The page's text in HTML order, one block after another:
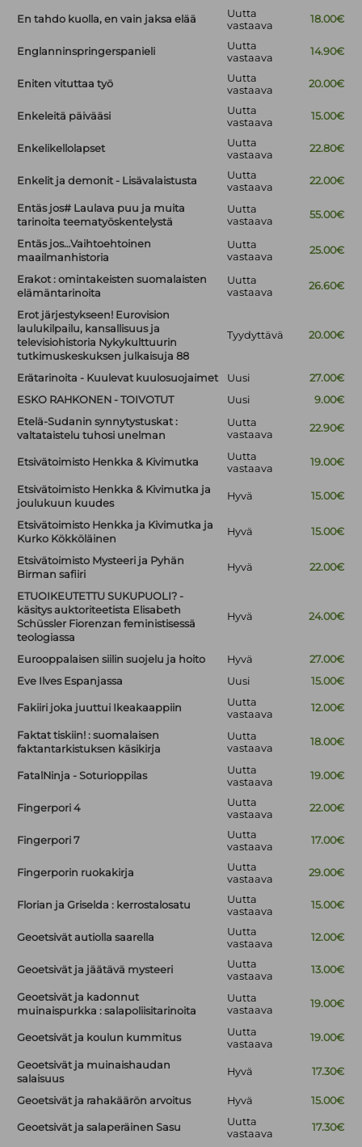
En tahdo kuolla, en vain jaksa elää
Uutta
vastaava
18.00€
Englanninspringerspanieli
Uutta
vastaava
14.90€
Eniten vituttaa työ
Uutta
vastaava
20.00€
Enkeleitä päivääsi
Uutta
vastaava
15.00€
Enkelikellolapset
Uutta
vastaava
22.80€
Enkelit ja demonit - Lisävalaistusta
Uutta
vastaava
22.00€
Entäs jos# Laulava puu ja muita
tarinoita teematyöskentelystä
Uutta
vastaava
55.00€
Entäs jos…Vaihtoehtoinen
maailmanhistoria
Uutta
vastaava
25.00€
Erakot : omintakeisten suomalaisten
elämäntarinoita
Uutta
vastaava
26.60€
Erot järjestykseen! Eurovision
laulukilpailu, kansallisuus ja
televisiohistoria Nykykulttuurin
tutkimuskeskuksen julkaisuja 88
Tyydyttävä 20.00€
Erätarinoita - Kuulevat kuulosuojaimet Uusi
27.00€
ESKO RAHKONEN - TOIVOTUT
Uusi
9.00€
Etelä-Sudanin synnytystuskat :
valtataistelu tuhosi unelman
Uutta
vastaava
22.90€
Etsivätoimisto Henkka & Kivimutka
Uutta
vastaava
19.00€
Etsivätoimisto Henkka & Kivimutka ja
joulukuun kuudes
Hyvä 15.00€
Etsivätoimisto Henkka ja Kivimutka ja
Kurko Kökköläinen
Hyvä 15.00€
Etsivätoimisto Mysteeri ja Pyhän
Birman safiiri
Hyvä 22.00€
ETUOIKEUTETTU SUKUPUOLI? -
käsitys auktoriteetista Elisabeth
Schüssler Fiorenzan feministisessä
teologiassa
Hyvä 24.00€
Eurooppalaisen siilin suojelu ja hoito Hyvä
27.00€
Eve Ilves Espanjassa
Uusi 15.00€
Fakiiri joka juuttui Ikeakaappiin
Uutta
vastaava
12.00€
Faktat tiskiin! : suomalaisen
faktantarkistuksen käsikirja
Uutta
vastaava
18.00€
FatalNinja - Soturioppilas
Uutta
vastaava
19.00€
Fingerpori 4
Uutta
vastaava
22.00€
Fingerpori 7
Uutta
vastaava
17.00€
Fingerporin ruokakirja
Uutta
vastaava
29.00€
Florian ja Griselda : kerrostalosatu
Uutta
vastaava
15.00€
Geoetsivät autiolla saarella
Uutta
vastaava
12.00€
Geoetsivät ja jäätävä mysteeri
Uutta
vastaava
13.00€
Geoetsivät ja kadonnut
muinaispurkka : salapoliisitarinoita
Uutta
vastaava
19.00€
Geoetsivät ja koulun kummitus
Uutta
vastaava
19.00€
Geoetsivät ja muinaishaudan
salaisuus
Hyvä 17.30€
Geoetsivät ja rahakäärön arvoitus Hyvä 15.00€
Geoetsivät ja salaperäinen Sasu
Uutta
vastaava
17.30€